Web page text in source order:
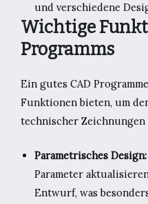
und verschiedene
Wichtige
Programms
Ein gutes CAD
Funktionen bieten, um
technischer
Parametrisches Design:
Parameter
Entwurf, was